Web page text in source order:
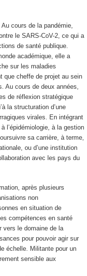
cours de la pandémie,
le SARS-CoV-2, ce qui a
de santé publique.
académique, elle a
sur les maladies
que cheffe de projet au sein
Au cours de deux années,
de réflexion stratégique
la structuration d’une
virales. En intégrant
l’épidémiologie, à la gestion
sa carrière, à terme,
ou d’une institution
avec les pays du
après plusieurs
non
en situation de
compétences en santé
vers le domaine de la
pour pouvoir agir sur
échelle. Militante pour un
sensible aux